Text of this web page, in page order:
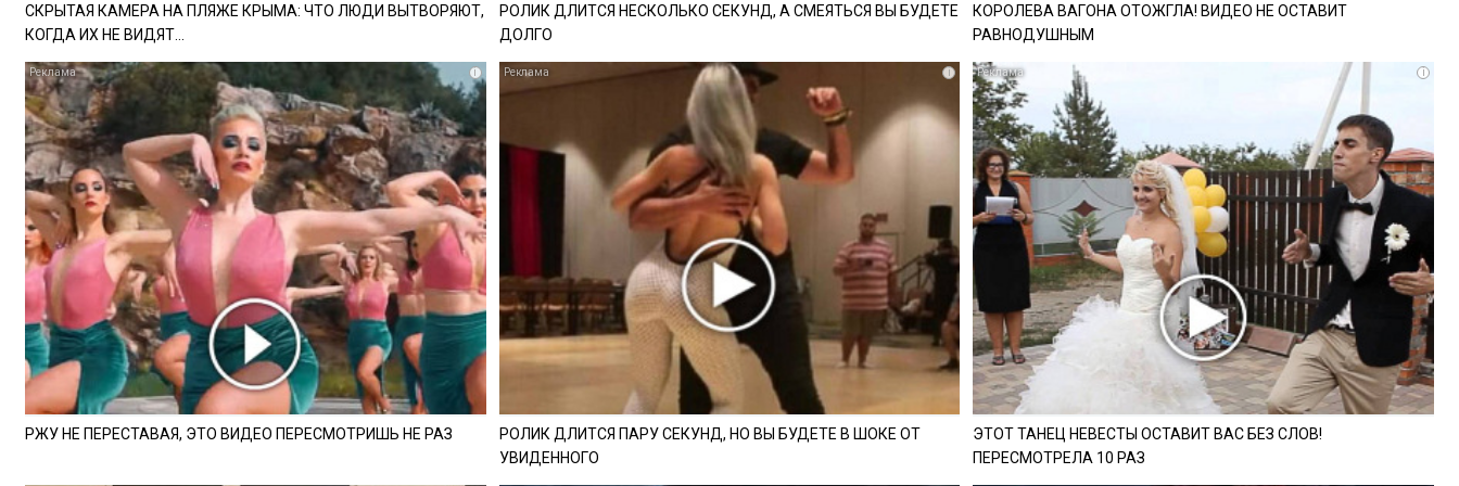
СКРЫТАЯ КАМЕРА НА ПЛЯЖЕ КРЫМА: ЧТО ЛЮДИ ВЫТВОРЯЮТ,
КОГДА ИХ НЕ ВИДЯТ...
РОЛИК ДЛИТСЯ НЕСКОЛЬКО СЕКУНД, А СМЕЯТЬСЯ ВЫ БУДЕТЕ
ДОЛГО
КОРОЛЕВА ВАГОНА ОТОЖГЛА! ВИДЕО НЕ ОСТАВИТ
РАВНОДУШНЫМ
i
РЖУ НЕ ПЕРЕСТАВАЯ, ЭТО ВИДЕО ПЕРЕСМОТРИШЬ НЕ РАЗ
i
РОЛИК ДЛИТСЯ ПАРУ СЕКУНД, НО ВЫ БУДЕТЕ В ШОКЕ ОТ
УВИДЕННОГО
i
ЭТОТ ТАНЕЦ НЕВЕСТЫ ОСТАВИТ ВАС БЕЗ СЛОВ!
ПЕРЕСМОТРЕЛА 10 РАЗ